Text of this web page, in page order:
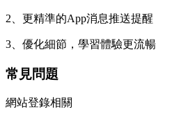
2、更精準的App消息推送提醒
3、優化細節，學習體驗更流暢
常見問題
網站登錄相關